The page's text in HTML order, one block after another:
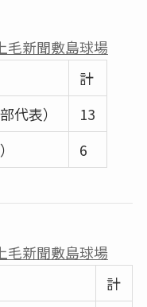
上毛新聞敷島球場
計
代表）
13
6
上毛新聞敷島球場
計